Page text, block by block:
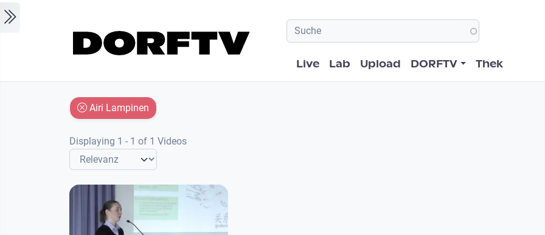
Hauptnavigation
Live Lab Upload DORFTV Thek
Airi Lampinen
Displaying 1 - 1 of 1 Videos